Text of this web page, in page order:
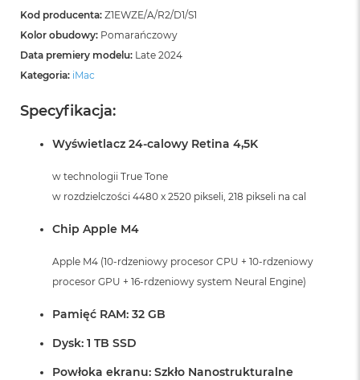
Kod producenta: Z1EWZE/A/R2/D1/S1
Kolor obudowy: Pomarańczowy
Data premiery modelu: Late 2024
Kategoria: iMac
Specyfikacja:
Wyświetlacz 24-calowy Retina 4,5K
w technologii True Tone
w rozdzielczości 4480 x 2520 pikseli, 218 pikseli na cal
Chip Apple M4
Apple M4 (10-rdzeniowy procesor CPU + 10-rdzeniowy
procesor GPU + 16-rdzeniowy system Neural Engine)
Pamięć RAM: 32 GB
Dysk: 1 TB SSD
Powłoka ekranu: Szkło Nanostrukturalne